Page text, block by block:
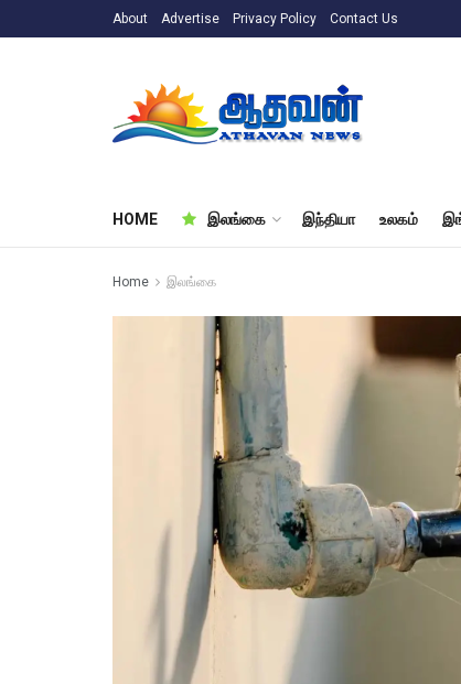
About Advertise Privacy Policy Contact Us
HOME இலங்கை இந்தியா உலகம்
Home இலங்கை